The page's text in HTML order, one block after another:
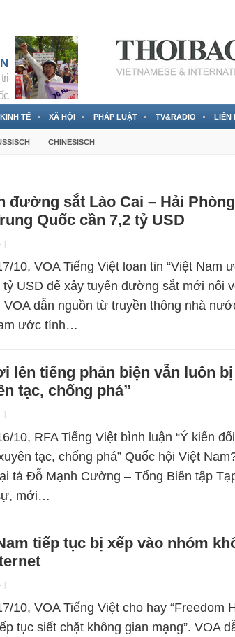
KINH TẾ XÃ HỘI PHÁP LUẬT TV&RADIO LIÊN
CHINESISCH
đường sắt Lào Cai – Hải
Quốc cần 7,2 tỷ USD
|
10, VOA Tiếng Việt loan tin “Việt Nam
tỷ USD để xây tuyến đường sắt mới nối
VOA dẫn nguồn từ truyền thông nhà
ước tính…
lên tiếng phản biện vẫn luôn
tạc, chống phá”
|
10, RFA Tiếng Việt bình luận “Ý kiến
tạc, chống phá” Quốc hội Việt
tá Đỗ Mạnh Cường – Tổng Biên tập
mới…
tiếp tục bị xếp vào nhóm
|
10, VOA Tiếng Việt cho hay “Freedom
tục siết chặt không gian mạng”. VOA